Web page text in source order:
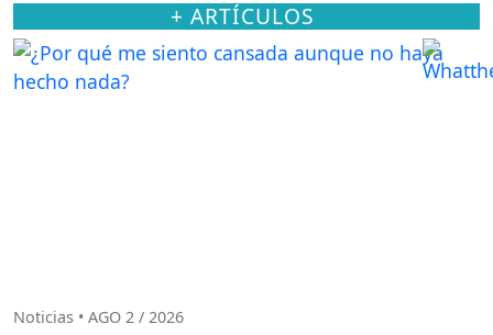
+ ARTÍCULOS
Noticias • AGO 2 / 2026